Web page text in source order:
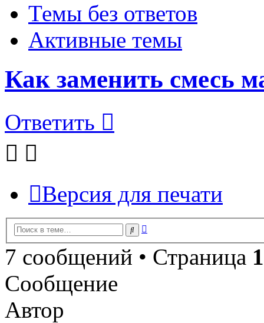
Темы без ответов
Активные темы
Как заменить смесь
Ответить
Версия для печати
Поиск
7 сообщений • Страница 1
Сообщение
Автор